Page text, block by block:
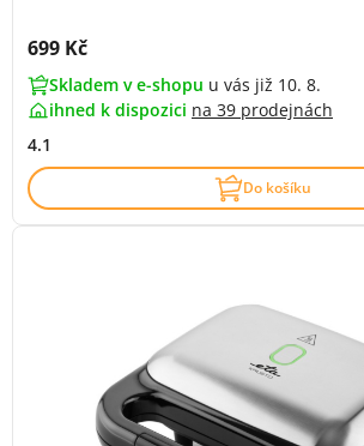
Cena s DPH:
699 Kč
Skladem v e-shopu u vás již 10. 8.
ihned k dispozici na 39 prodejnách
4.1
Do košíku